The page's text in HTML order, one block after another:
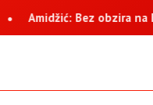
Suljagić i